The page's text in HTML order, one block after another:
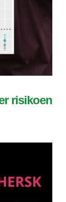
risikoen